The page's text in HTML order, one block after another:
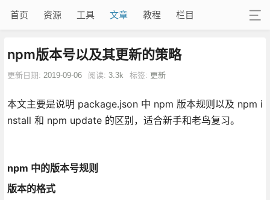
首页 资源 工具 文章 教程 栏目
npm版本号以及其更新的策略
更新日期: 2019-09-06 阅读: 3.3k 标签: 更新
本文主要是说明 package.json 中 npm 版本规则以及 npm i
nstall 和 npm update 的区别，适合新手和老鸟复习。
npm 中的版本号规则
版本的格式